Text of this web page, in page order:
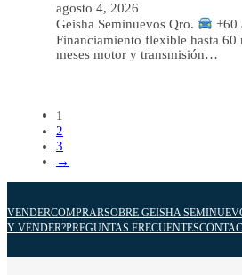
agosto 4, 2026
Geisha Seminuevos Qro.
+60
Financiamiento flexible hasta 60
meses motor y transmisión…
1
2
3
→
VENDERCOMPRARSOBRE GEISHA
Y VENDER?PREGUNTAS FRECUENTES